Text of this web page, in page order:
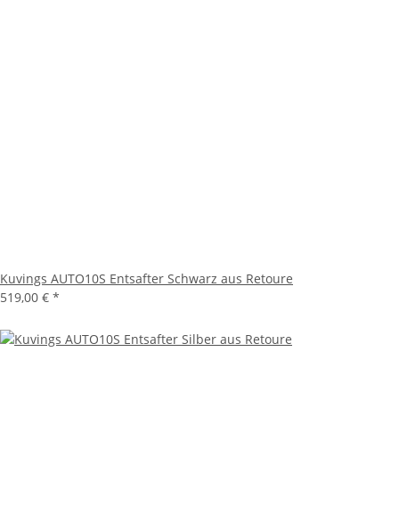
Kuvings AUTO10S Entsafter Schwarz aus Retoure
519,00 € *